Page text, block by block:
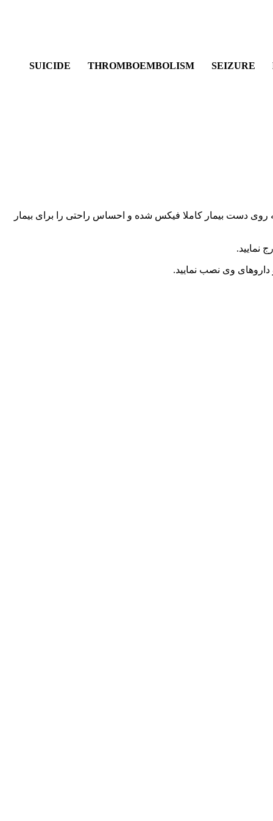
SUICIDE THROMBOEMBOLISM SEIZURE
توانید سایز دستبند را در 9 اندازه متفاوت تنظیم نمایید، بطوریکه روی دست بیمار کاملا فیکس شده و احساس راحتی را برای بیمار
نمایید.
داروهای وی نصب نمایید.